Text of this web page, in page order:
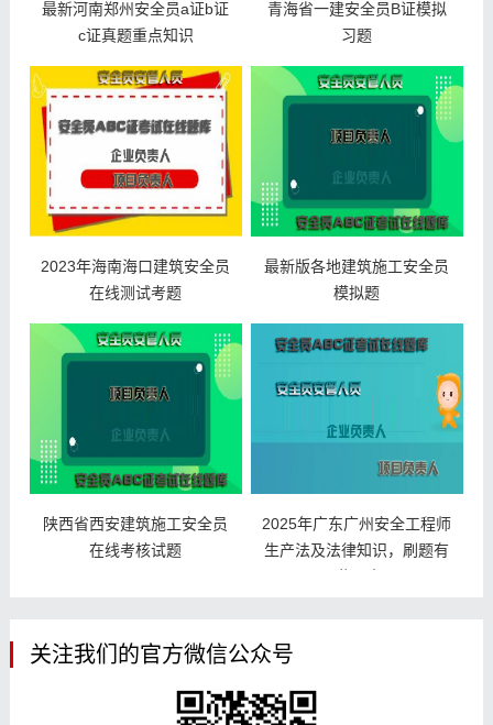
最新河南郑州安全员a证b证
c证真题重点知识
青海省一建安全员B证模拟
习题
2023年海南海口建筑安全员
在线测试考题
最新版各地建筑施工安全员
模拟题
陕西省西安建筑施工安全员
在线考核试题
2025年广东广州安全工程师
生产法及法律知识，刷题有
关注我们的官方微信公众号